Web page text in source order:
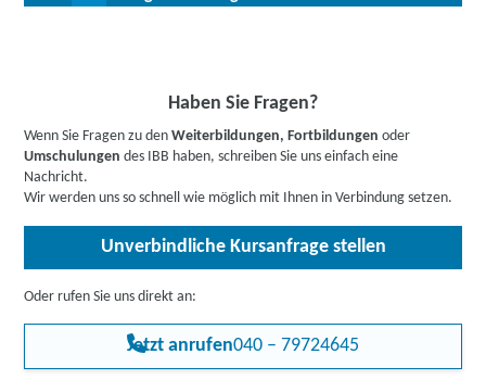
hiergerne vorab über Förderprogramme,
Arbeitssuchende ,Berufstätige,Unternehmenoder
Rehabilitand:innen.
Haben Sie Fragen?
Wenn Sie Fragen zu denWeiterbildungen, Fortbildungen oder
Umschulungen des IBB haben, schreiben Sie uns einfach eine
Nachricht.
Wir werden uns so schnell wie möglich mit Ihnen in Verbindung setzen.
Unverbindliche Kursanfrage stellen
Oder rufen Sie uns direkt an:
Jetzt anrufen040 – 79724645